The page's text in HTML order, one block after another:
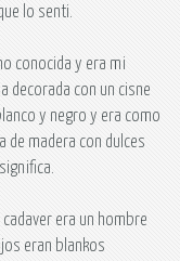
lo senti.
conocida y era mi
decorada con un cisne
y negro y era como
de madera con dulces
era un hombre
eran blankos